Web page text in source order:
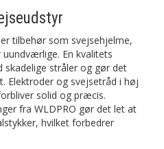
tilbehør som svejsehjelme,
En kvalitets
skadelige stråler og gør det
Elektroder og svejsetråd i høj
solid og præcis.
fra WLDPRO gør det let at
hvilket forbedrer